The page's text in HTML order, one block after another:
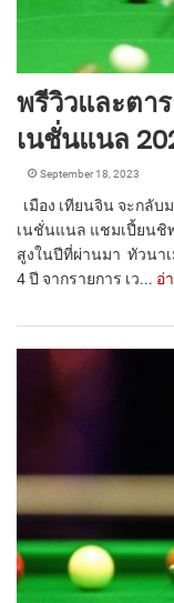
พรีวิวและตา
เนชั่นแนล
September 18, 2023
เมือง เทียนจิน จะกลับ
เนชั่นแนล แชมเปี้ยนชิ
สูงในปีที่ผ่านมา ทัวนา
4 ปี จากรายการ เว... อ่